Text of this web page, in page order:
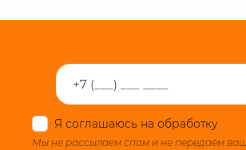
Я соглашаюсь на обработку
Мы не рассылаем спам и не передаём